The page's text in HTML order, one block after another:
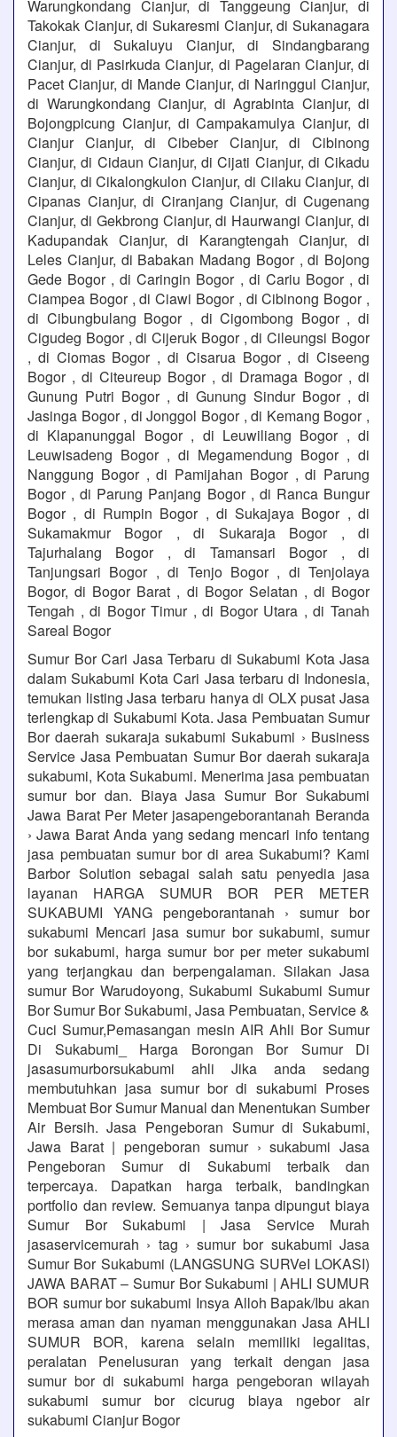
Warungkondang Cianjur, di Tanggeung Cianjur, di
Takokak Cianjur, di Sukaresmi Cianjur, di Sukanagara
Cianjur, di Sukaluyu Cianjur, di Sindangbarang
Cianjur, di Pasirkuda Cianjur, di Pagelaran Cianjur, di
Pacet Cianjur, di Mande Cianjur, di Naringgul Cianjur,
di Warungkondang Cianjur, di Agrabinta Cianjur, di
Bojongpicung Cianjur, di Campakamulya Cianjur, di
Cianjur Cianjur, di Cibeber Cianjur, di Cibinong
Cianjur, di Cidaun Cianjur, di Cijati Cianjur, di Cikadu
Cianjur, di Cikalongkulon Cianjur, di Cilaku Cianjur, di
Cipanas Cianjur, di Ciranjang Cianjur, di Cugenang
Cianjur, di Gekbrong Cianjur, di Haurwangi Cianjur, di
Kadupandak Cianjur, di Karangtengah Cianjur, di
Leles Cianjur, di Babakan Madang Bogor , di Bojong
Gede Bogor , di Caringin Bogor , di Cariu Bogor , di
Ciampea Bogor , di Ciawi Bogor , di Cibinong Bogor ,
di Cibungbulang Bogor , di Cigombong Bogor , di
Cigudeg Bogor , di Cijeruk Bogor , di Cileungsi Bogor
, di Ciomas Bogor , di Cisarua Bogor , di Ciseeng
Bogor , di Citeureup Bogor , di Dramaga Bogor , di
Gunung Putri Bogor , di Gunung Sindur Bogor , di
Jasinga Bogor , di Jonggol Bogor , di Kemang Bogor ,
di Klapanunggal Bogor , di Leuwiliang Bogor , di
Leuwisadeng Bogor , di Megamendung Bogor , di
Nanggung Bogor , di Pamijahan Bogor , di Parung
Bogor , di Parung Panjang Bogor , di Ranca Bungur
Bogor , di Rumpin Bogor , di Sukajaya Bogor , di
Sukamakmur Bogor , di Sukaraja Bogor , di
Tajurhalang Bogor , di Tamansari Bogor , di
Tanjungsari Bogor , di Tenjo Bogor , di Tenjolaya
Bogor, di Bogor Barat , di Bogor Selatan , di Bogor
Tengah , di Bogor Timur , di Bogor Utara , di Tanah
Sareal Bogor
Sumur Bor Cari Jasa Terbaru di Sukabumi Kota Jasa
dalam Sukabumi Kota Cari Jasa terbaru di Indonesia,
temukan listing Jasa terbaru hanya di OLX pusat Jasa
terlengkap di Sukabumi Kota. Jasa Pembuatan Sumur
Bor daerah sukaraja sukabumi Sukabumi › Business
Service Jasa Pembuatan Sumur Bor daerah sukaraja
sukabumi, Kota Sukabumi. Menerima jasa pembuatan
sumur bor dan. Biaya Jasa Sumur Bor Sukabumi
Jawa Barat Per Meter jasapengeborantanah Beranda
› Jawa Barat Anda yang sedang mencari info tentang
jasa pembuatan sumur bor di area Sukabumi? Kami
Barbor Solution sebagai salah satu penyedia jasa
layanan HARGA SUMUR BOR PER METER
SUKABUMI YANG pengeborantanah › sumur bor
sukabumi Mencari jasa sumur bor sukabumi, sumur
bor sukabumi, harga sumur bor per meter sukabumi
yang terjangkau dan berpengalaman. Silakan Jasa
sumur Bor Warudoyong, Sukabumi Sukabumi Sumur
Bor Sumur Bor Sukabumi, Jasa Pembuatan, Service &
Cuci Sumur,Pemasangan mesin AIR Ahli Bor Sumur
Di Sukabumi_ Harga Borongan Bor Sumur Di
jasasumurborsukabumi ahli Jika anda sedang
membutuhkan jasa sumur bor di sukabumi Proses
Membuat Bor Sumur Manual dan Menentukan Sumber
Air Bersih. Jasa Pengeboran Sumur di Sukabumi,
Jawa Barat | pengeboran sumur › sukabumi Jasa
Pengeboran Sumur di Sukabumi terbaik dan
terpercaya. Dapatkan harga terbaik, bandingkan
portfolio dan review. Semuanya tanpa dipungut biaya
Sumur Bor Sukabumi | Jasa Service Murah
jasaservicemurah › tag › sumur bor sukabumi Jasa
Sumur Bor Sukabumi (LANGSUNG SURVeI LOKASI)
JAWA BARAT – Sumur Bor Sukabumi | AHLI SUMUR
BOR sumur bor sukabumi Insya Alloh Bapak/Ibu akan
merasa aman dan nyaman menggunakan Jasa AHLI
SUMUR BOR, karena selain memiliki legalitas,
peralatan Penelusuran yang terkait dengan jasa
sumur bor di sukabumi harga pengeboran wilayah
sukabumi sumur bor cicurug biaya ngebor air
sukabumi Cianjur Bogor